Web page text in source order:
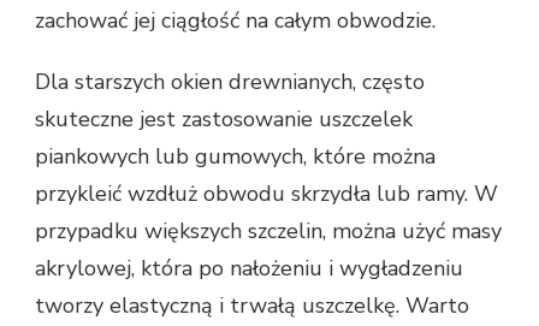
zachować jej ciągłość na całym obwodzie.
Dla starszych okien drewnianych, często
skuteczne jest zastosowanie uszczelek
piankowych lub gumowych, które można
przykleić wzdłuż obwodu skrzydła lub ramy. W
przypadku większych szczelin, można użyć masy
akrylowej, która po nałożeniu i wygładzeniu
tworzy elastyczną i trwałą uszczelkę. Warto